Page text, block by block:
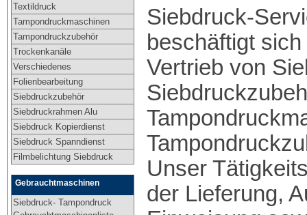
Textildruck
Tampondruckmaschinen
Tampondruckzubehör
Trockenkanäle
Verschiedenes
Folienbearbeitung
Siebdruckzubehör
Siebdruckrahmen Alu
Siebdruck Kopierdienst
Siebdruck Spanndienst
Filmbelichtung Siebdruck
Gebrauchtmaschinen
Siebdruck- Tampondruck
Siebdruck-
beschäftigt
Vertrieb von
Unser
der Lieferung,